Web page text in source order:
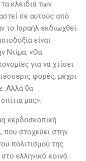
κλειδιά των
σε αυτούς από
το Ισραήλ εκδιωχθεί
είναι
Ντίμα: «Θα
για να χτίσει
φορές, μέχρι
Αλλά θα
μας».
κερδοσκοπική
που στοχεύει στην
πολιτισμού της
ελληνικό κοινό.